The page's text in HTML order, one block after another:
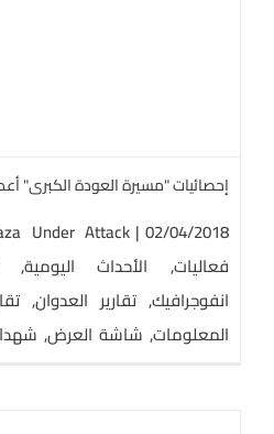
إحصائيات "مسيرة العودة الكبرى"
02/04/2018
|
Under Attack
فعاليات, الأحداث اليومية,
انفوجرافيك, تقارير العدوان,
المعلومات, شاشة العرض,